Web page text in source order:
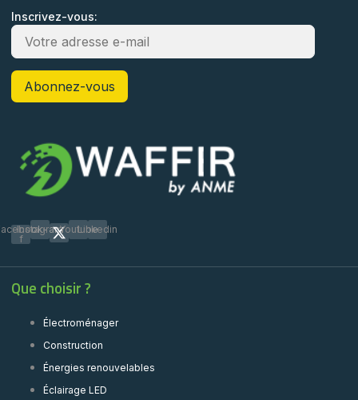
Inscrivez-vous:
f
InstagramYoutubeLinkedin
Que choisir ?
Électroménager
Construction
Énergies renouvelables
Éclairage LED